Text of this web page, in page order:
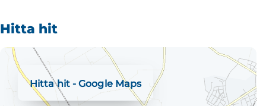
Hitta hit
Hitta hit - Google Maps